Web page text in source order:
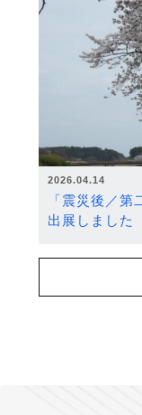
2026.04.14
「震災後／
出展しました